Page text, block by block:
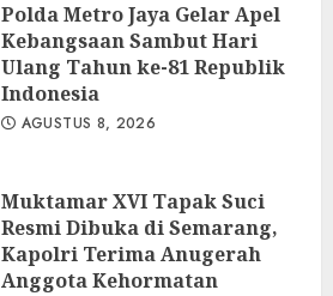
Polda Metro Jaya Gelar Apel
Kebangsaan Sambut Hari
Ulang Tahun ke-81 Republik
Indonesia
AGUSTUS 8, 2026
Muktamar XVI Tapak Suci
Resmi Dibuka di Semarang,
Kapolri Terima Anugerah
Anggota Kehormatan